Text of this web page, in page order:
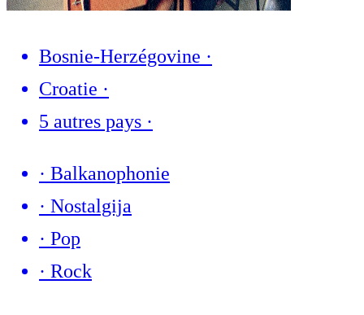
Bosnie-Herzégovine ·
Croatie ·
5 autres pays ·
· Balkanophonie
· Nostalgija
· Pop
· Rock